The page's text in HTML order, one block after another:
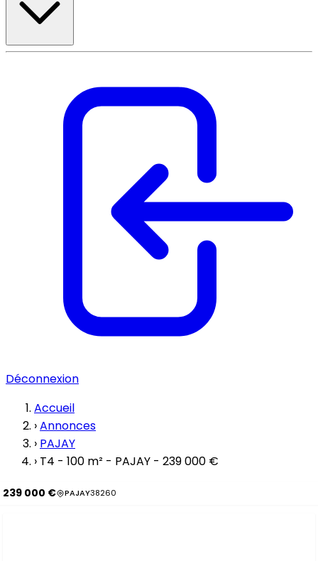
Déconnexion
Accueil
›Annonces
› PAJAY
› T4 - 100 m² - PAJAY - 239 000 €
239 000 € PAJAY38260